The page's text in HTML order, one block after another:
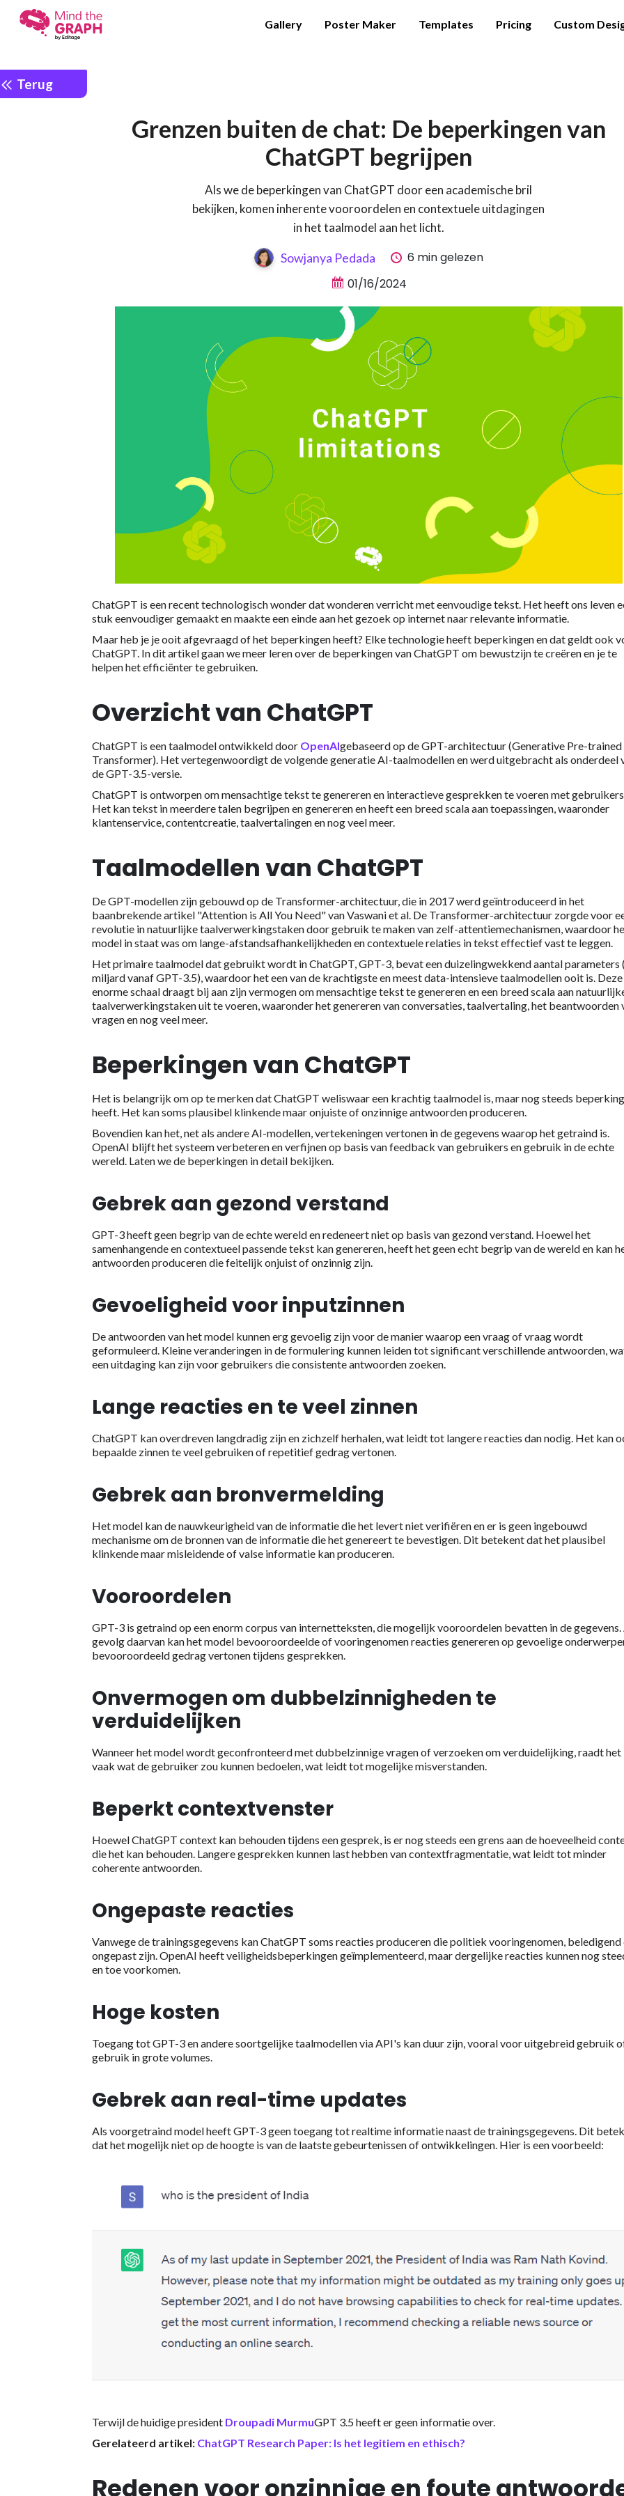
Gallery Poster Maker Templates Pricing Custom
Terug
Grenzen buiten de chat: De beperkingen van
ChatGPT begrijpen
Als we de beperkingen van ChatGPT door een academische bril
bekijken, komen inherente vooroordelen en contextuele uitdagingen
in het taalmodel aan het licht.
Sowjanya Pedada
6 min gelezen
01/16/2024
ChatGPT is een recent technologisch wonder dat wonderen verricht met eenvoudige tekst. Het heeft ons leven
stuk eenvoudiger gemaakt en maakte een einde aan het gezoek op internet naar relevante informatie.
Maar heb je je ooit afgevraagd of het beperkingen heeft? Elke technologie heeft beperkingen en dat geldt ook
ChatGPT. In dit artikel gaan we meer leren over de beperkingen van ChatGPT om bewustzijn te creëren en je te
helpen het efficiënter te gebruiken.
Overzicht van ChatGPT
ChatGPT is een taalmodel ontwikkeld door OpenAIgebaseerd op de GPT-architectuur (Generative Pre-trained
Transformer). Het vertegenwoordigt de volgende generatie AI-taalmodellen en werd uitgebracht als onderdeel
de GPT-3.5-versie.
ChatGPT is ontworpen om mensachtige tekst te genereren en interactieve gesprekken te voeren met
Het kan tekst in meerdere talen begrijpen en genereren en heeft een breed scala aan toepassingen, waaronder
klantenservice, contentcreatie, taalvertalingen en nog veel meer.
Taalmodellen van ChatGPT
De GPT-modellen zijn gebouwd op de Transformer-architectuur, die in 2017 werd geïntroduceerd in het
baanbrekende artikel "Attention is All You Need" van Vaswani et al. De Transformer-architectuur zorgde voor
revolutie in natuurlijke taalverwerkingstaken door gebruik te maken van zelf-attentiemechanismen, waardoor
model in staat was om lange-afstandsafhankelijkheden en contextuele relaties in tekst effectief vast te leggen.
Het primaire taalmodel dat gebruikt wordt in ChatGPT, GPT-3, bevat een duizelingwekkend aantal parameters
miljard vanaf GPT-3.5), waardoor het een van de krachtigste en meest data-intensieve taalmodellen ooit is. Deze
enorme schaal draagt bij aan zijn vermogen om mensachtige tekst te genereren en een breed scala aan
taalverwerkingstaken uit te voeren, waaronder het genereren van conversaties, taalvertaling, het beantwoorden
vragen en nog veel meer.
Beperkingen van ChatGPT
Het is belangrijk om op te merken dat ChatGPT weliswaar een krachtig taalmodel is, maar nog steeds
heeft. Het kan soms plausibel klinkende maar onjuiste of onzinnige antwoorden produceren.
Bovendien kan het, net als andere AI-modellen, vertekeningen vertonen in de gegevens waarop het getraind is.
OpenAI blijft het systeem verbeteren en verfijnen op basis van feedback van gebruikers en gebruik in de echte
wereld. Laten we de beperkingen in detail bekijken.
Gebrek aan gezond verstand
GPT-3 heeft geen begrip van de echte wereld en redeneert niet op basis van gezond verstand. Hoewel het
samenhangende en contextueel passende tekst kan genereren, heeft het geen echt begrip van de wereld en kan
antwoorden produceren die feitelijk onjuist of onzinnig zijn.
Gevoeligheid voor inputzinnen
De antwoorden van het model kunnen erg gevoelig zijn voor de manier waarop een vraag of vraag wordt
geformuleerd. Kleine veranderingen in de formulering kunnen leiden tot significant verschillende antwoorden,
een uitdaging kan zijn voor gebruikers die consistente antwoorden zoeken.
Lange reacties en te veel zinnen
ChatGPT kan overdreven langdradig zijn en zichzelf herhalen, wat leidt tot langere reacties dan nodig. Het kan
bepaalde zinnen te veel gebruiken of repetitief gedrag vertonen.
Gebrek aan bronvermelding
Het model kan de nauwkeurigheid van de informatie die het levert niet verifiëren en er is geen ingebouwd
mechanisme om de bronnen van de informatie die het genereert te bevestigen. Dit betekent dat het plausibel
klinkende maar misleidende of valse informatie kan produceren.
Vooroordelen
GPT-3 is getraind op een enorm corpus van internetteksten, die mogelijk vooroordelen bevatten in de gegevens.
gevolg daarvan kan het model bevooroordeelde of vooringenomen reacties genereren op gevoelige
bevooroordeeld gedrag vertonen tijdens gesprekken.
Onvermogen om dubbelzinnigheden te
verduidelijken
Wanneer het model wordt geconfronteerd met dubbelzinnige vragen of verzoeken om verduidelijking, raadt het
vaak wat de gebruiker zou kunnen bedoelen, wat leidt tot mogelijke misverstanden.
Beperkt contextvenster
Hoewel ChatGPT context kan behouden tijdens een gesprek, is er nog steeds een grens aan de hoeveelheid
die het kan behouden. Langere gesprekken kunnen last hebben van contextfragmentatie, wat leidt tot minder
coherente antwoorden.
Ongepaste reacties
Vanwege de trainingsgegevens kan ChatGPT soms reacties produceren die politiek vooringenomen,
ongepast zijn. OpenAI heeft veiligheidsbeperkingen geïmplementeerd, maar dergelijke reacties kunnen nog
en toe voorkomen.
Hoge kosten
Toegang tot GPT-3 en andere soortgelijke taalmodellen via API's kan duur zijn, vooral voor uitgebreid gebruik
gebruik in grote volumes.
Gebrek aan real-time updates
Als voorgetraind model heeft GPT-3 geen toegang tot realtime informatie naast de trainingsgegevens. Dit
dat het mogelijk niet op de hoogte is van de laatste gebeurtenissen of ontwikkelingen. Hier is een voorbeeld:
Terwijl de huidige president Droupadi MurmuGPT 3.5 heeft er geen informatie over.
Gerelateerd artikel: ChatGPT Research Paper: Is het legitiem en ethisch?
Redenen voor onzinnige en foute